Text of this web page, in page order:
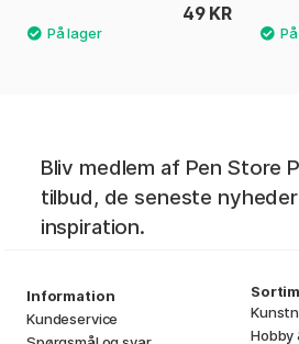
49 KR
Bliv medlem af Pen Store
tilbud, de seneste
inspiration.
Information
Kundeservice
Hobby